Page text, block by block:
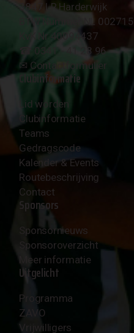
3847 LR Harderwijk
BTW Nummer NL
KvK Nr 40094437
☎︎ 0341 - 41 28 96
✉︎ Contactformulier
Clubinformatie
Lid worden
Clubinformatie
Teams
Gedragscode
Kalender & Events
Routebeschrijving
Contact
Sponsors
Sponsornieuws
Sponsoroverzicht
Meer informatie
Uitgelicht
Programma
ZAVO
Vrijwilligers